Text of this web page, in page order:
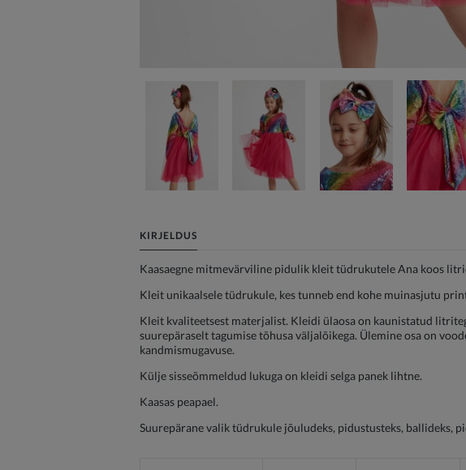
KIRJELDUS
Kaasaegne mitmevärviline pidulik kleit tüdrukutele Ana koos
Kleit unikaalsele tüdrukule, kes tunneb end kohe muinasjutu
Kleit kvaliteetsest materjalist. Kleidi ülaosa on kaunistatud
suurepäraselt tagumise tõhusa väljalõikega. Ülemine osa on
kandmismugavuse.
Külje sisseõmmeldud lukuga on kleidi selga panek lihtne.
Kaasas peapael.
Suurepärane valik tüdrukule jõuludeks, pidustusteks, ballideks,